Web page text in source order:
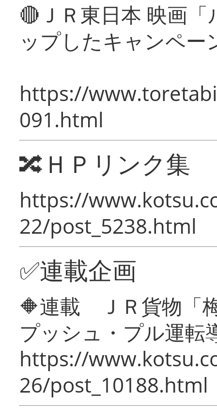
🔴ＪＲ東日本 映画
ップしたキャンペー
https://
091.html
🔀ＨＰリンク集
https://
22/post_5238.html
✅連載企画
🔶連載 ＪＲ貨物「
プッシュ・プル運転
https://
26/post_10188.html